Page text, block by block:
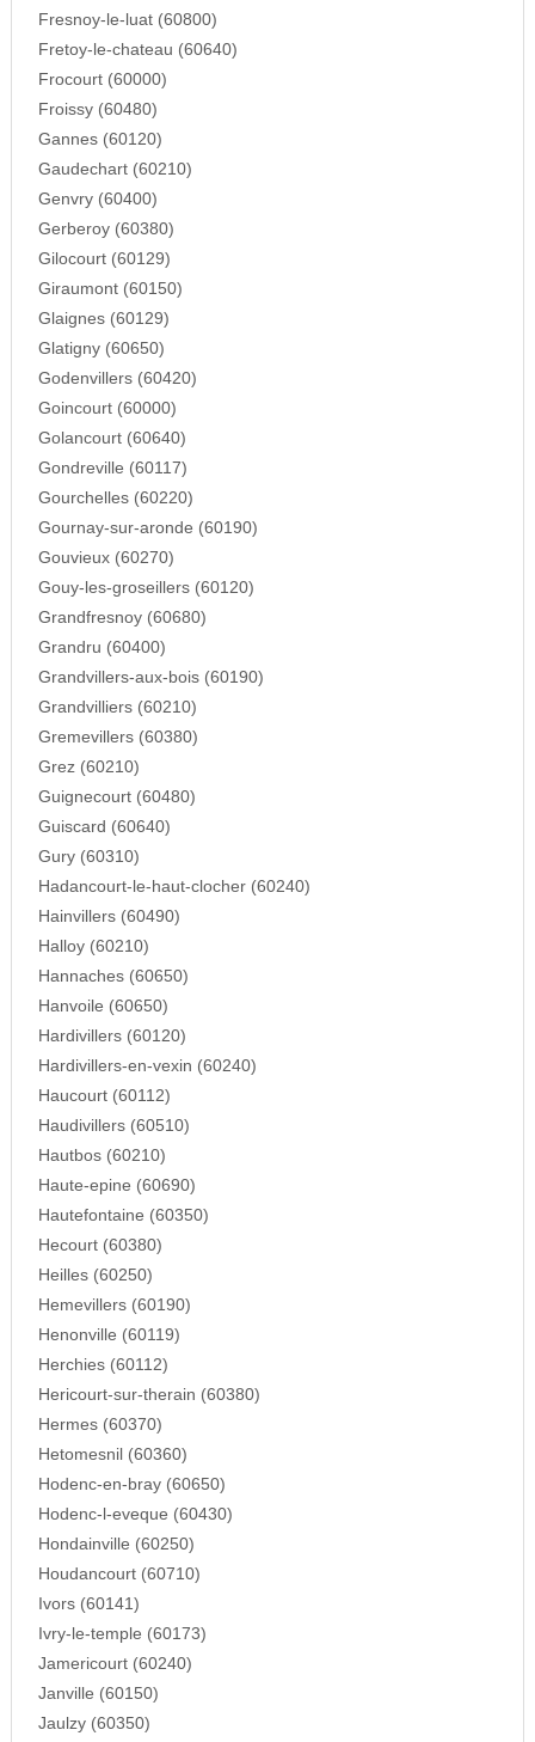
Fresnoy-le-luat (60800)
Fretoy-le-chateau (60640)
Frocourt (60000)
Froissy (60480)
Gannes (60120)
Gaudechart (60210)
Genvry (60400)
Gerberoy (60380)
Gilocourt (60129)
Giraumont (60150)
Glaignes (60129)
Glatigny (60650)
Godenvillers (60420)
Goincourt (60000)
Golancourt (60640)
Gondreville (60117)
Gourchelles (60220)
Gournay-sur-aronde (60190)
Gouvieux (60270)
Gouy-les-groseillers (60120)
Grandfresnoy (60680)
Grandru (60400)
Grandvillers-aux-bois (60190)
Grandvilliers (60210)
Gremevillers (60380)
Grez (60210)
Guignecourt (60480)
Guiscard (60640)
Gury (60310)
Hadancourt-le-haut-clocher (60240)
Hainvillers (60490)
Halloy (60210)
Hannaches (60650)
Hanvoile (60650)
Hardivillers (60120)
Hardivillers-en-vexin (60240)
Haucourt (60112)
Haudivillers (60510)
Hautbos (60210)
Haute-epine (60690)
Hautefontaine (60350)
Hecourt (60380)
Heilles (60250)
Hemevillers (60190)
Henonville (60119)
Herchies (60112)
Hericourt-sur-therain (60380)
Hermes (60370)
Hetomesnil (60360)
Hodenc-en-bray (60650)
Hodenc-l-eveque (60430)
Hondainville (60250)
Houdancourt (60710)
Ivors (60141)
Ivry-le-temple (60173)
Jamericourt (60240)
Janville (60150)
Jaulzy (60350)